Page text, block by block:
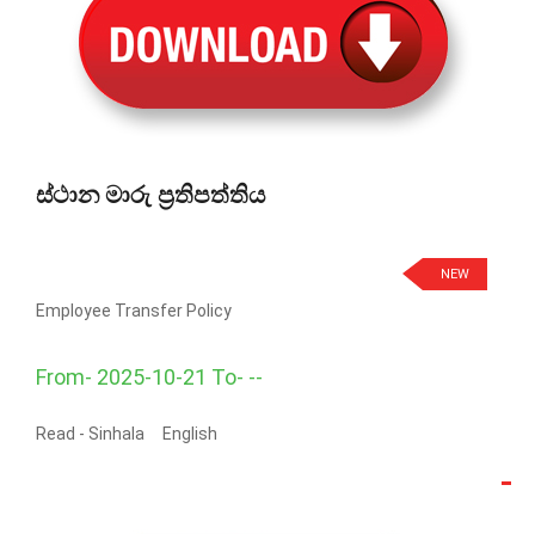
ස්ථාන මාරු ප්‍රතිපත්තිය
NEW
Employee Transfer Policy
From- 2025-10-21 To- --
Read - Sinhala English